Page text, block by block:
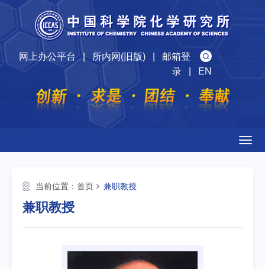
网上办公平台|所内网(旧版)| 邮箱登
录| EN
当前位置： 首页 兼职教授
兼职教授